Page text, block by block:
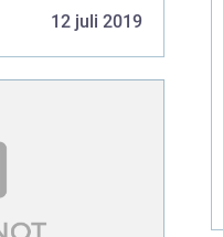
12 juli 2019